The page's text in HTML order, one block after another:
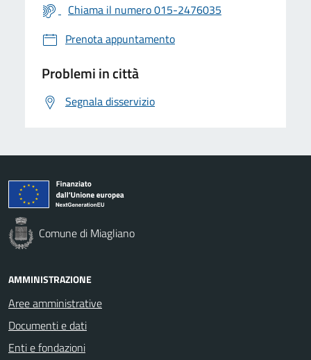
Chiama il numero 015-2476035
Prenota appuntamento
Problemi in città
Segnala disservizio
Comune di Miagliano
AMMINISTRAZIONE
Aree amministrative
Documenti e dati
Enti e fondazioni